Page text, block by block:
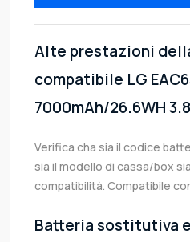
Alte prestazioni
compatibile LG
7000mAh/26.6WH
Verifica cha sia il codice
sia il modello di cassa/box
compatibilità. Compatibile
Batteria sostitutiva